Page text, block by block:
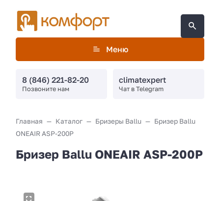
Меню
8 (846) 221-82-20
Позвоните нам
climatexpert
Чат в Telegram
Главная Каталог Бризеры Ballu
Бризер Ballu
ONEAIR ASP-200P
Бризер Ballu ONEAIR ASP-200P